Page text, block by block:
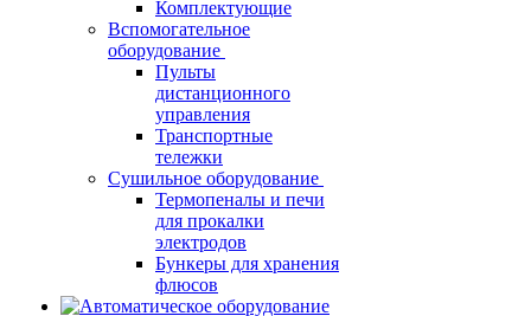
Комплектующие
Вспомогательное
оборудование
Пульты
дистанционного
управления
Транспортные
тележки
Сушильное оборудование
Термопеналы и печи
для прокалки
электродов
Бункеры для хранения
флюсов